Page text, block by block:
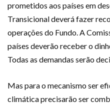
prometidos aos países em
Transicional deverá fazer
operações do Fundo. A
países deverão receber o
Todas as demandas serão
Mas para o mecanismo ser
climática precisarão ser